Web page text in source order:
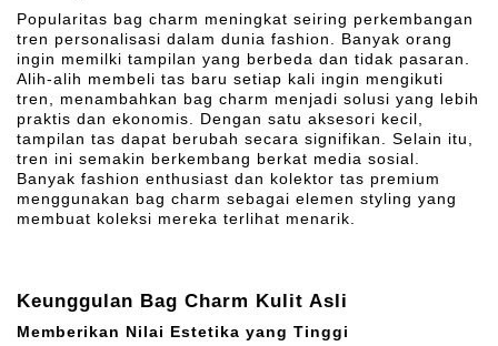
Popularitas bag charm meningkat seiring perkembangan
tren personalisasi dalam dunia fashion. Banyak orang
ingin memilki tampilan yang berbeda dan tidak pasaran.
Alih-alih membeli tas baru setiap kali ingin mengikuti
tren, menambahkan bag charm menjadi solusi yang lebih
praktis dan ekonomis. Dengan satu aksesori kecil,
tampilan tas dapat berubah secara signifikan. Selain itu,
tren ini semakin berkembang berkat media sosial.
Banyak fashion enthusiast dan kolektor tas premium
menggunakan bag charm sebagai elemen styling yang
membuat koleksi mereka terlihat menarik.
Keunggulan Bag Charm Kulit Asli
Memberikan Nilai Estetika yang Tinggi